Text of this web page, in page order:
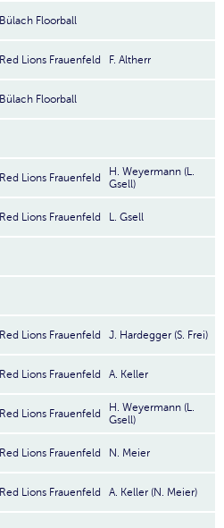
Bülach Floorball
Red Lions Frauenfeld F. Altherr
Bülach Floorball
Red Lions Frauenfeld
H. Weyermann (L.
Gsell)
Red Lions Frauenfeld L. Gsell
Red Lions Frauenfeld J. Hardegger (S. Frei)
Red Lions Frauenfeld A. Keller
Red Lions Frauenfeld
H. Weyermann (L.
Gsell)
Red Lions Frauenfeld N. Meier
Red Lions Frauenfeld A. Keller (N. Meier)